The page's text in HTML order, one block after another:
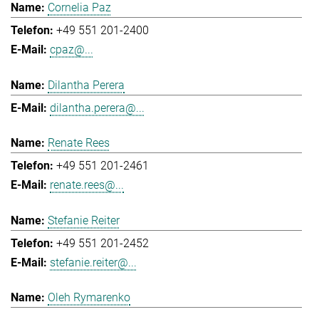
Cornelia Paz
+49 551 201-2400
cpaz@...
Dilantha Perera
dilantha.perera@...
Renate Rees
+49 551 201-2461
renate.rees@...
Stefanie Reiter
+49 551 201-2452
stefanie.reiter@...
Oleh Rymarenko